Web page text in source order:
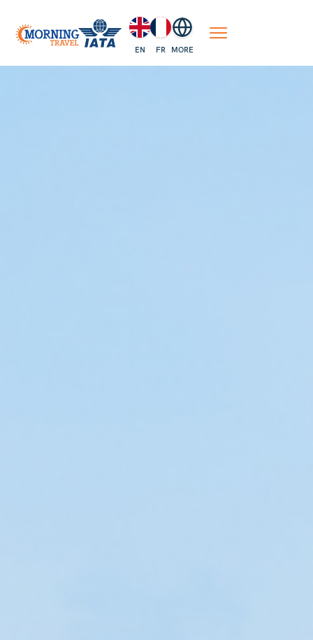
EN FR MORE